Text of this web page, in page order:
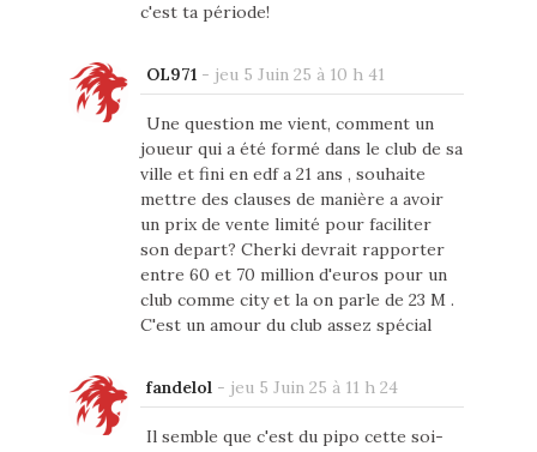
c'est ta période!
OL971- jeu 5 Juin 25 à 10 h 41
Une question me vient, comment un
joueur qui a été formé dans le club de sa
ville et fini en edf a 21 ans , souhaite
mettre des clauses de manière a avoir
un prix de vente limité pour faciliter
son depart? Cherki devrait rapporter
entre 60 et 70 million d'euros pour un
club comme city et la on parle de 23 M .
C'est un amour du club assez spécial
fandelol- jeu 5 Juin 25 à 11 h 24
Il semble que c'est du pipo cette soi-